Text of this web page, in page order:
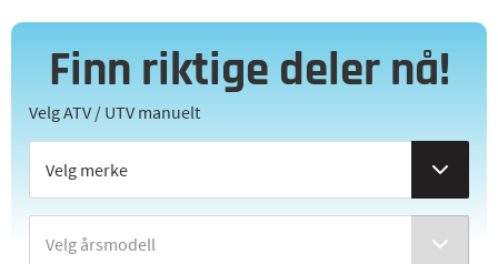
Finn riktige deler nå!
Velg ATV / UTV manuelt